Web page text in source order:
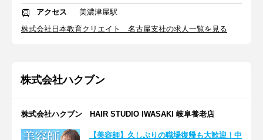
アクセス
美濃津屋駅
株式会社日本教育クリエイト 名古屋支社の求人一覧を見る
株式会社ハクブン
株式会社ハクブン HAIR STUDIO IWASAKI 岐阜養老店
【美容師】久しぶりの職場復帰も大歓迎！中